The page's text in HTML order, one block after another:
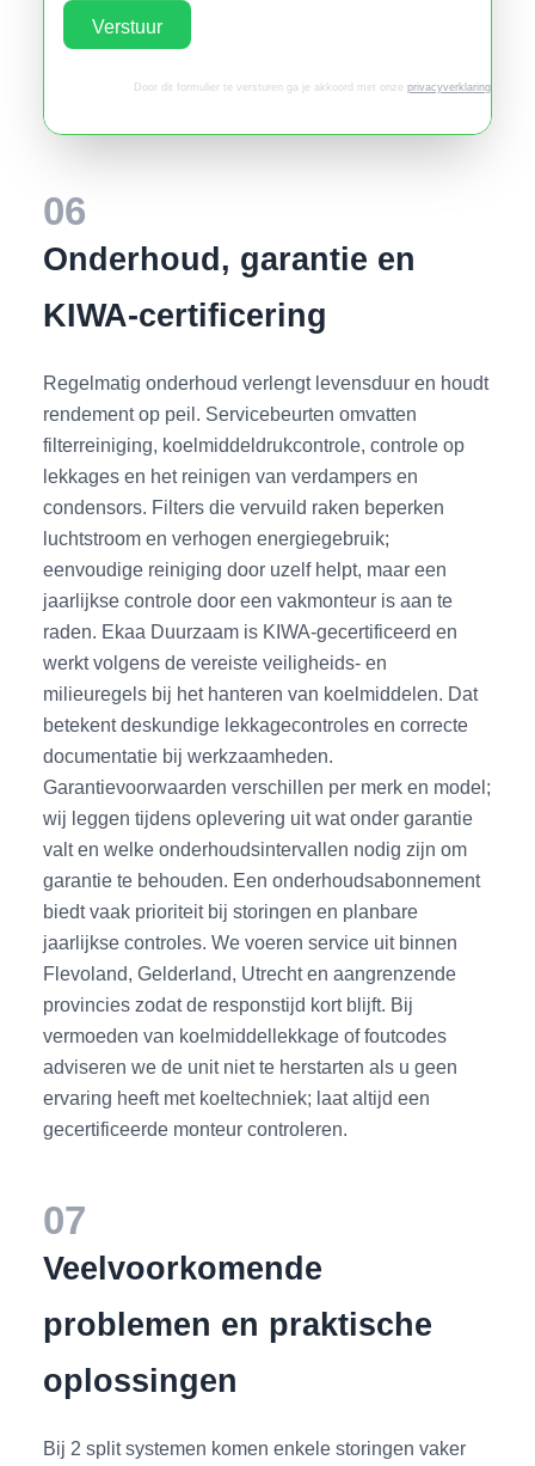
Verstuur
Door dit formulier te versturen ga je akkoord met onze privacyverklaring.
06
Onderhoud, garantie en
KIWA-certificering
Regelmatig onderhoud verlengt levensduur en houdt
rendement op peil. Servicebeurten omvatten
filterreiniging, koelmiddeldrukcontrole, controle op
lekkages en het reinigen van verdampers en
condensors. Filters die vervuild raken beperken
luchtstroom en verhogen energiegebruik;
eenvoudige reiniging door uzelf helpt, maar een
jaarlijkse controle door een vakmonteur is aan te
raden. Ekaa Duurzaam is KIWA-gecertificeerd en
werkt volgens de vereiste veiligheids- en
milieuregels bij het hanteren van koelmiddelen. Dat
betekent deskundige lekkagecontroles en correcte
documentatie bij werkzaamheden.
Garantievoorwaarden verschillen per merk en model;
wij leggen tijdens oplevering uit wat onder garantie
valt en welke onderhoudsintervallen nodig zijn om
garantie te behouden. Een onderhoudsabonnement
biedt vaak prioriteit bij storingen en planbare
jaarlijkse controles. We voeren service uit binnen
Flevoland, Gelderland, Utrecht en aangrenzende
provincies zodat de responstijd kort blijft. Bij
vermoeden van koelmiddellekkage of foutcodes
adviseren we de unit niet te herstarten als u geen
ervaring heeft met koeltechniek; laat altijd een
gecertificeerde monteur controleren.
07
Veelvoorkomende
problemen en praktische
oplossingen
Bij 2 split systemen komen enkele storingen vaker